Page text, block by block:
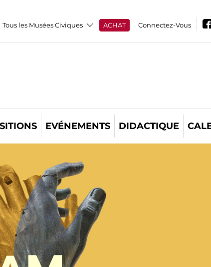
Tous les Musées Civiques ACHAT Connectez-Vous
EVÉNEMENTS DIDACTIQUE